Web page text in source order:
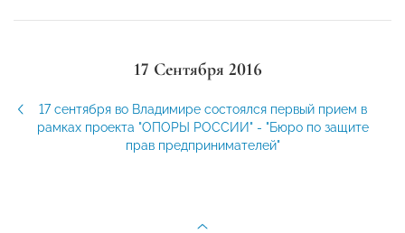
17 Сентября 2016
17 сентября во Владимире состоялся первый прием в
рамках проекта "ОПОРЫ РОССИИ" - "Бюро по защите
прав предпринимателей"